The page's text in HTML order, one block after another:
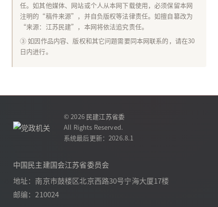
任。如其他媒体、网站或个人从本网下载使用，必须保留本网
注明的“稿件来源”，并自负版权等法律责任。如擅自篡改为
“来源：江苏民建”，本网将依法追究责任。
③ 如因作品内容、版权和其它问题需要同本网联系的，请在30
日内进行。
© 2026 民建江苏省委
All Rights Reserved.
系统最后更新：2026.8.1
中国民主建国会江苏省委员会
地址：南京市鼓楼区北京西路30号宁海大厦17楼
邮编：210024